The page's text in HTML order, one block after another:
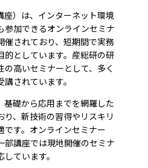
座）は、インターネット環境
参加できるオンラインセミナ
催されており、短期間で実務
的としています。産総研の研
高いセミナーとして、多く
されています。
基礎から応用までを網羅した
、新技術の習得やリスキリ
です。オンラインセミナー
部講座では現地開催のセミナ
ています。